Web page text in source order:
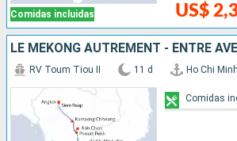
Comidas incluidas US$
RV Toum Tiou II 11 d Ho Chi
Comidas